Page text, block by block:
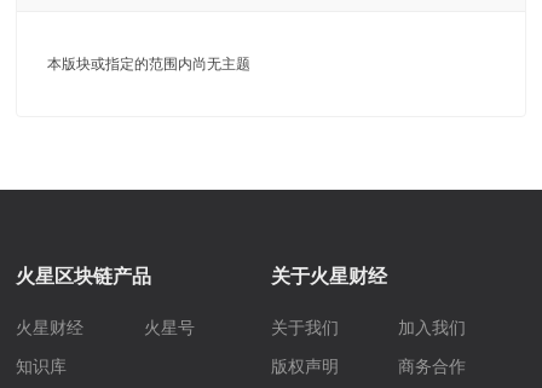
本版块或指定的范围内尚无主题
火星区块链产品
火星财经 火星号
知识库
关于火星财经
关于我们 加入我们
版权声明 商务合作